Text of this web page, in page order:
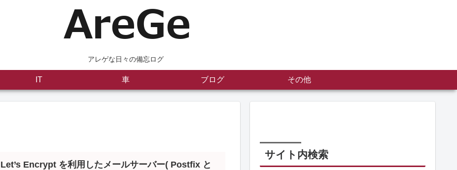
アレゲな日々の備忘ログ
IT 車 ブログ その他
Let’s Encrypt を利用したメールサーバー( Postfix と
サイト内検索